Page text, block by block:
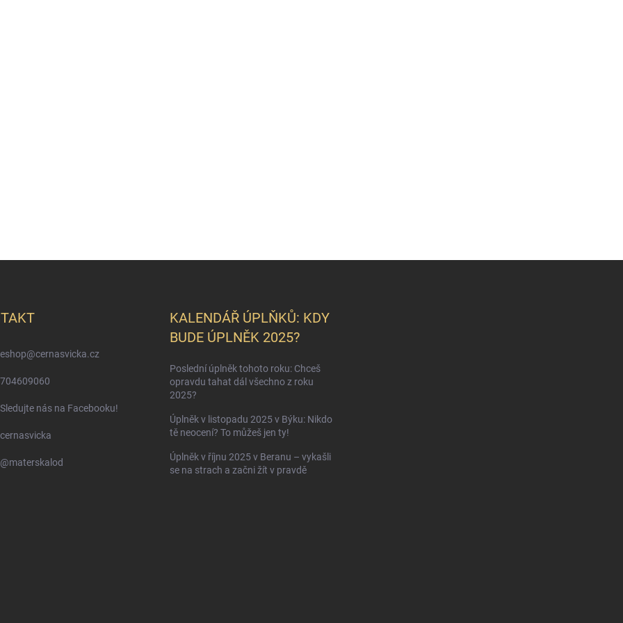
eshop@cernasvicka.cz
704609060
Sledujte nás na Facebooku!
cernasvicka
@materskalod
KALENDÁŘ ÚPLŇKŮ: KDY
BUDE ÚPLNĚK 2025?
Poslední úplněk tohoto roku: Chceš
opravdu tahat dál všechno z roku
2025?
Úplněk v listopadu 2025 v Býku: Nikdo
tě neocení? To můžeš jen ty!
Úplněk v říjnu 2025 v Beranu – vykašli
se na strach a začni žít v pravdě